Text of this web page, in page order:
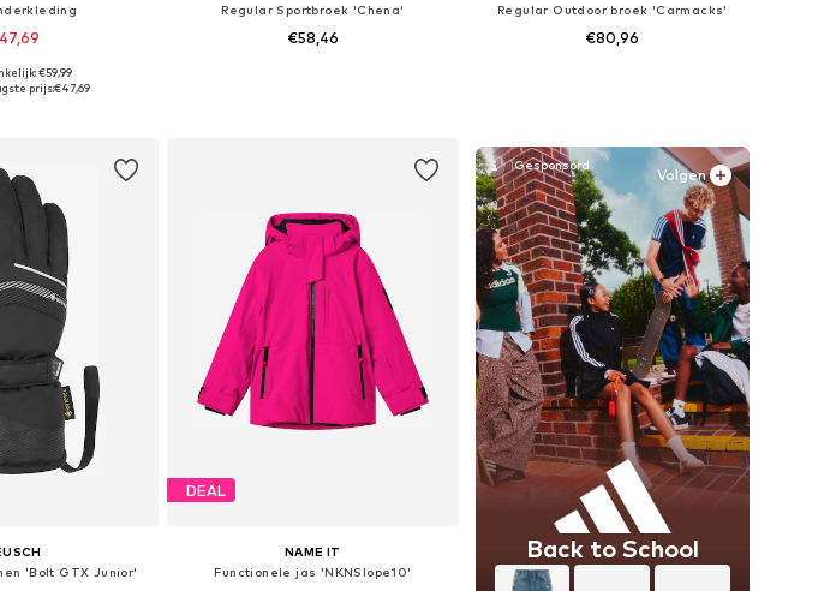
in vele maten
€59,99
prijs:€47,69
Regular Sportbroek 'Chena'
€58,46
Regular Outdoor broek 'Carmacks'
€80,96
'Bolt GTX Junior'
DEAL
NAME IT
Functionele jas 'NKNSlope10'
Volgen
Back to School